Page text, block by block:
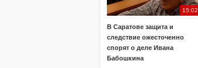
15:02
В Саратове защита и
следствие ожесточенно
спорят о деле Ивана
Бабошкина